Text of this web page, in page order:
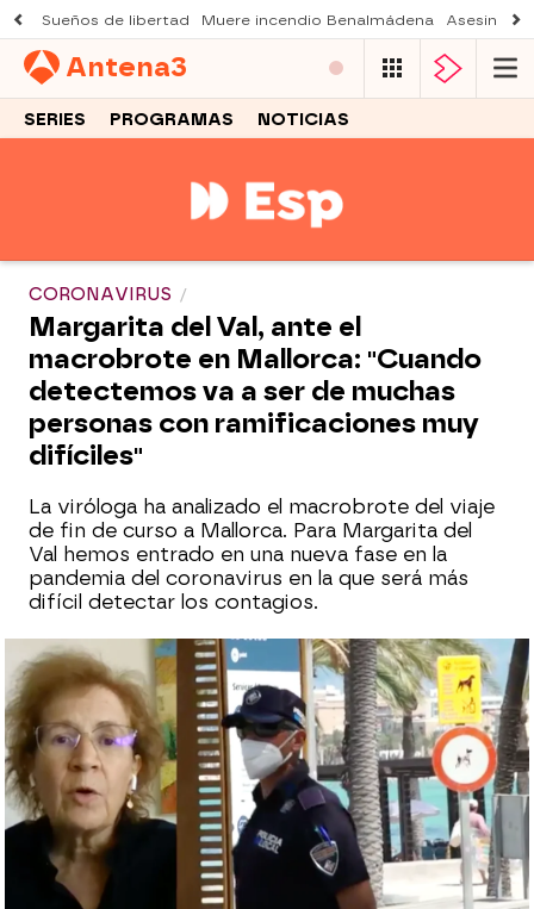
Sueños de libertad Muere incendio Benalmádena Asesinato
Antena3
SERIES PROGRAMAS NOTICIAS
CORONAVIRUS
Margarita del Val, ante el
macrobrote en Mallorca: "Cuando
detectemos va a ser de muchas
personas con ramificaciones muy
difíciles"
La viróloga ha analizado el macrobrote del viaje
de fin de curso a Mallorca. Para Margarita del
Val hemos entrado en una nueva fase en la
pandemia del coronavirus en la que será más
difícil detectar los contagios.
Antena 3 Noticias
Madrid
Publicado: 25 de junio de 2021, 09:35